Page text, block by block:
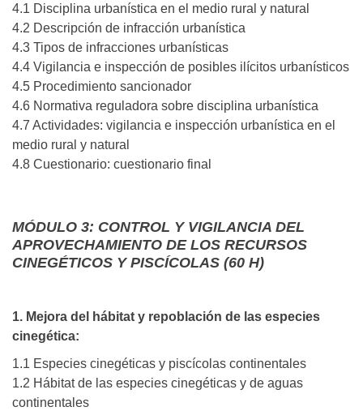
4.1 Disciplina urbanística en el medio rural y natural
4.2 Descripción de infracción urbanística
4.3 Tipos de infracciones urbanísticas
4.4 Vigilancia e inspección de posibles ilícitos urbanísticos
4.5 Procedimiento sancionador
4.6 Normativa reguladora sobre disciplina urbanística
4.7 Actividades: vigilancia e inspección urbanística en el
medio rural y natural
4.8 Cuestionario: cuestionario final
MÓDULO 3: CONTROL Y VIGILANCIA DEL
APROVECHAMIENTO DE LOS RECURSOS
CINEGÉTICOS Y PISCÍCOLAS (60 H)
1. Mejora del hábitat y repoblación de las especies
cinegética:
1.1 Especies cinegéticas y piscícolas continentales
1.2 Hábitat de las especies cinegéticas y de aguas
continentales